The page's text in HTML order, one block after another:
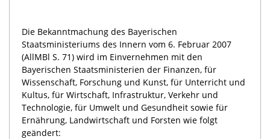
Die Bekanntmachung des Bayerischen
Staatsministeriums des Innern vom 6. Februar 2007
(AllMBl S. 71) wird im Einvernehmen mit den
Bayerischen Staatsministerien der Finanzen, für
Wissenschaft, Forschung und Kunst, für Unterricht und
Kultus, für Wirtschaft, Infrastruktur, Verkehr und
Technologie, für Umwelt und Gesundheit sowie für
Ernährung, Landwirtschaft und Forsten wie folgt
geändert: